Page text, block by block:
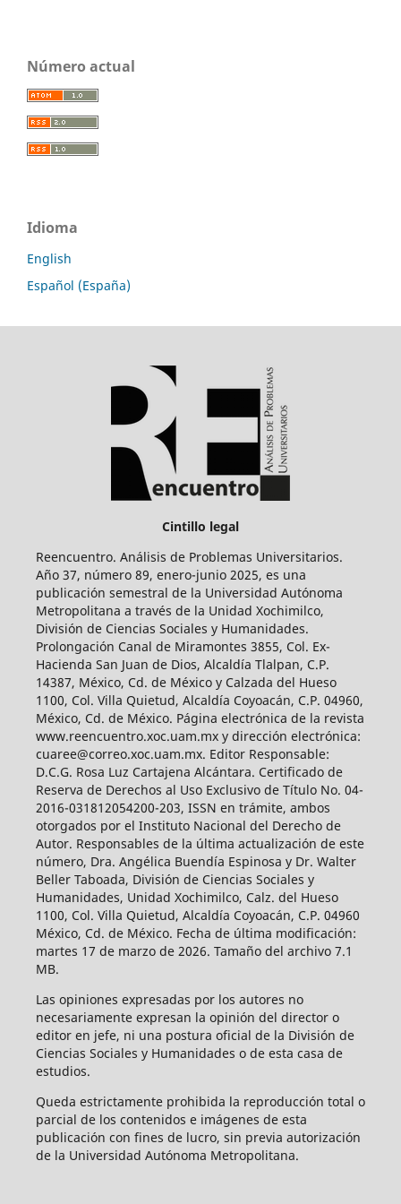
Número actual
Idioma
English
Español (España)
Cintillo legal
Reencuentro. Análisis de Problemas Universitarios.
Año 37, número 89, enero-junio 2025, es una
publicación semestral de la Universidad Autónoma
Metropolitana a través de la Unidad Xochimilco,
División de Ciencias Sociales y Humanidades.
Prolongación Canal de Miramontes 3855, Col. Ex-
Hacienda San Juan de Dios, Alcaldía Tlalpan, C.P.
14387, México, Cd. de México y Calzada del Hueso
1100, Col. Villa Quietud, Alcaldía Coyoacán, C.P. 04960,
México, Cd. de México. Página electrónica de la revista
www.reencuentro.xoc.uam.mx y dirección electrónica:
cuaree@correo.xoc.uam.mx. Editor Responsable:
D.C.G. Rosa Luz Cartajena Alcántara. Certificado de
Reserva de Derechos al Uso Exclusivo de Título No. 04-
2016-031812054200-203, ISSN en trámite, ambos
otorgados por el Instituto Nacional del Derecho de
Autor. Responsables de la última actualización de este
número, Dra. Angélica Buendía Espinosa y Dr. Walter
Beller Taboada, División de Ciencias Sociales y
Humanidades, Unidad Xochimilco, Calz. del Hueso
1100, Col. Villa Quietud, Alcaldía Coyoacán, C.P. 04960
México, Cd. de México. Fecha de última modificación:
martes 17 de marzo de 2026. Tamaño del archivo 7.1
MB.
Las opiniones expresadas por los autores no
necesariamente expresan la opinión del director o
editor en jefe, ni una postura oficial de la División de
Ciencias Sociales y Humanidades o de esta casa de
estudios.
Queda estrictamente prohibida la reproducción total o
parcial de los contenidos e imágenes de esta
publicación con fines de lucro, sin previa autorización
de la Universidad Autónoma Metropolitana.